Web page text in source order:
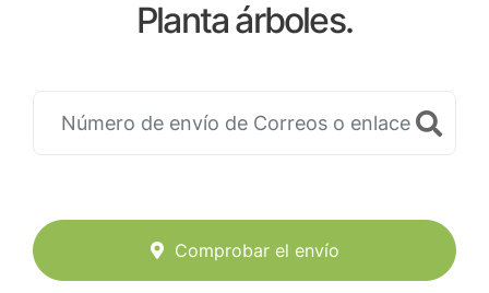
Planta árboles.
Comprobar el envío